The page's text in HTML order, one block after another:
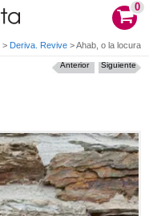
0
> Deriva. Revive >Ahab, o la locura
Siguiente
Anterior